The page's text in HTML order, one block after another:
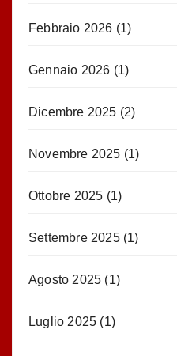
Febbraio 2026 (1)
Gennaio 2026 (1)
Dicembre 2025 (2)
Novembre 2025 (1)
Ottobre 2025 (1)
Settembre 2025(1)
Agosto 2025 (1)
Luglio 2025 (1)